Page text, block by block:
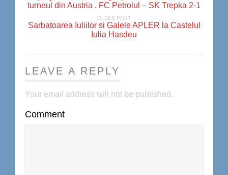
turneul din Austria . FC Petrolul – SK Trepka 2-1
OLDER POST
Sarbatoarea Iuliilor si Galele APLER la Castelul
Iulia Hasdeu
LEAVE A REPLY
Your email address will not be published.
Comment